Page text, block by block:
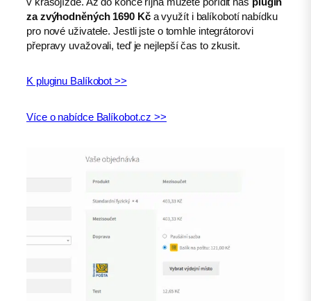
za zvýhodněných 1690 Kča využít i balíkobotí nabídku
pro nové uživatele. Jestli jste o tomhle integrátorovi
přepravy uvažovali, teď je nejlepší čas to zkusit.
K pluginu Balíkobot >>
Více o nabídce Balíkobot.cz >>